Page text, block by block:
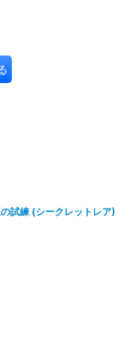
試練 (シークレットレア)